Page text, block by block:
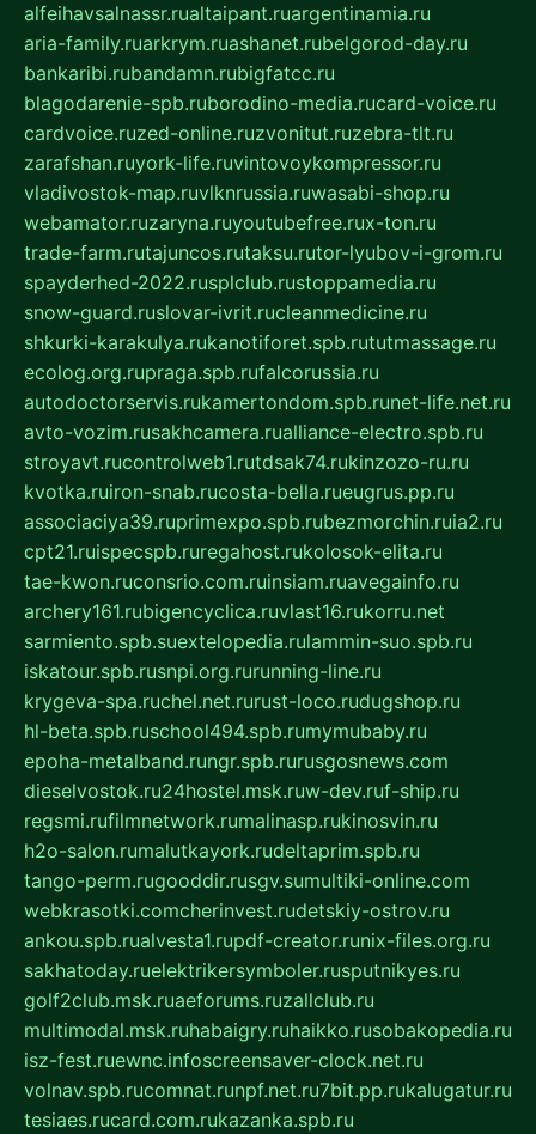
alfeihavsalnassr.rualtaipant.ruargentinamia.ru
aria-family.ruarkrym.ruashanet.rubelgorod-day.ru
bankaribi.rubandamn.rubigfatcc.ru
blagodarenie-spb.ruborodino-media.rucard-voice.ru
cardvoice.ruzed-online.ruzvonitut.ruzebra-tlt.ru
zarafshan.ruyork-life.ruvintovoykompressor.ru
vladivostok-map.ruvlknrussia.ruwasabi-shop.ru
webamator.ruzaryna.ruyoutubefree.rux-ton.ru
trade-farm.rutajuncos.rutaksu.rutor-lyubov-i-grom.ru
spayderhed-2022.rusplclub.rustoppamedia.ru
snow-guard.ruslovar-ivrit.rucleanmedicine.ru
shkurki-karakulya.rukanotiforet.spb.rututmassage.ru
ecolog.org.rupraga.spb.rufalcorussia.ru
autodoctorservis.rukamertondom.spb.runet-life.net.ru
avto-vozim.rusakhcamera.rualliance-electro.spb.ru
stroyavt.rucontrolweb1.rutdsak74.rukinzozo-ru.ru
kvotka.ruiron-snab.rucosta-bella.rueugrus.pp.ru
associaciya39.ruprimexpo.spb.rubezmorchin.ruia2.ru
cpt21.ruispecspb.ruregahost.rukolosok-elita.ru
tae-kwon.ruconsrio.com.ruinsiam.ruavegainfo.ru
archery161.rubigencyclica.ruvlast16.rukorru.net
sarmiento.spb.suextelopedia.rulammin-suo.spb.ru
iskatour.spb.rusnpi.org.rurunning-line.ru
krygeva-spa.ruchel.net.rurust-loco.rudugshop.ru
hl-beta.spb.ruschool494.spb.rumymubaby.ru
epoha-metalband.rungr.spb.rurusgosnews.com
dieselvostok.ru24hostel.msk.ruw-dev.ruf-ship.ru
regsmi.rufilmnetwork.rumalinasp.rukinosvin.ru
h2o-salon.rumalutkayork.rudeltaprim.spb.ru
tango-perm.rugooddir.rusgv.sumultiki-online.com
webkrasotki.comcherinvest.rudetskiy-ostrov.ru
ankou.spb.rualvesta1.rupdf-creator.runix-files.org.ru
sakhatoday.ruelektrikersymboler.rusputnikyes.ru
golf2club.msk.ruaeforums.ruzallclub.ru
multimodal.msk.ruhabaigry.ruhaikko.rusobakopedia.ru
isz-fest.ruewnc.infoscreensaver-clock.net.ru
volnav.spb.rucomnat.runpf.net.ru7bit.pp.rukalugatur.ru
tesiaes.rucard.com.rukazanka.spb.ru